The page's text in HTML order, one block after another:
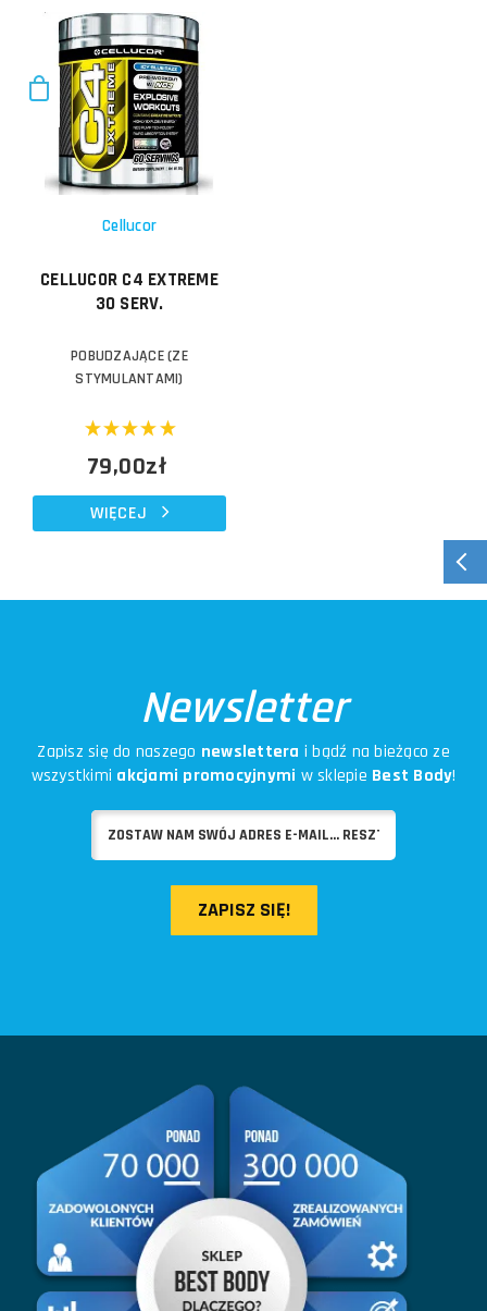
Cellucor
CELLUCOR C4 EXTREME
30 SERV.
POBUDZAJĄCE (ZE
STYMULANTAMI)
79,00zł
WIĘCEJ
Newsletter
Zapisz się do naszego newslettera i bądź na bieżąco ze
wszystkimi akcjami promocyjnymi w sklepie Best Body!
ZAPISZ SIĘ!